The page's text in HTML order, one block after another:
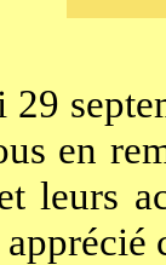
29
en
leurs